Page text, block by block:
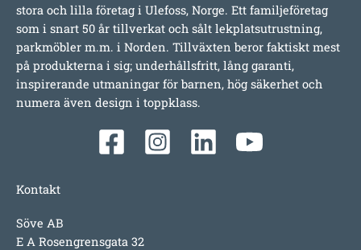
stora och lilla företag i Ulefoss, Norge. Ett familjeföretag
som i snart 50 år tillverkat och sålt lekplatsutrustning,
parkmöbler m.m. i Norden. Tillväxten beror faktiskt mest
på produkterna i sig; underhållsfritt, lång garanti,
inspirerande utmaningar för barnen, hög säkerhet och
numera även design i toppklass.
Kontakt
Söve AB
E A Rosengrensgata 32